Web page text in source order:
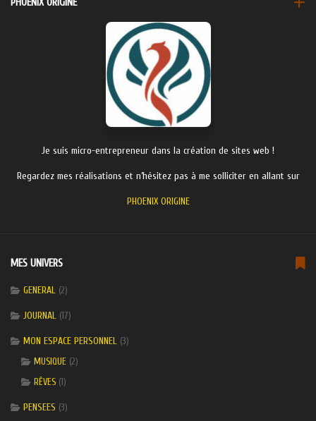
Je suis micro-entrepreneur dans la création de sites web !
Regardez mes réalisations et n’hésitez pas à me solliciter en allant sur
PHOENIX ORIGINE
MES UNIVERS
GENERAL (2)
JOURNAL (17)
MON ESPACE PERSONNEL (3)
MUSIQUE (2)
RÊVES (1)
PENSEES (3)